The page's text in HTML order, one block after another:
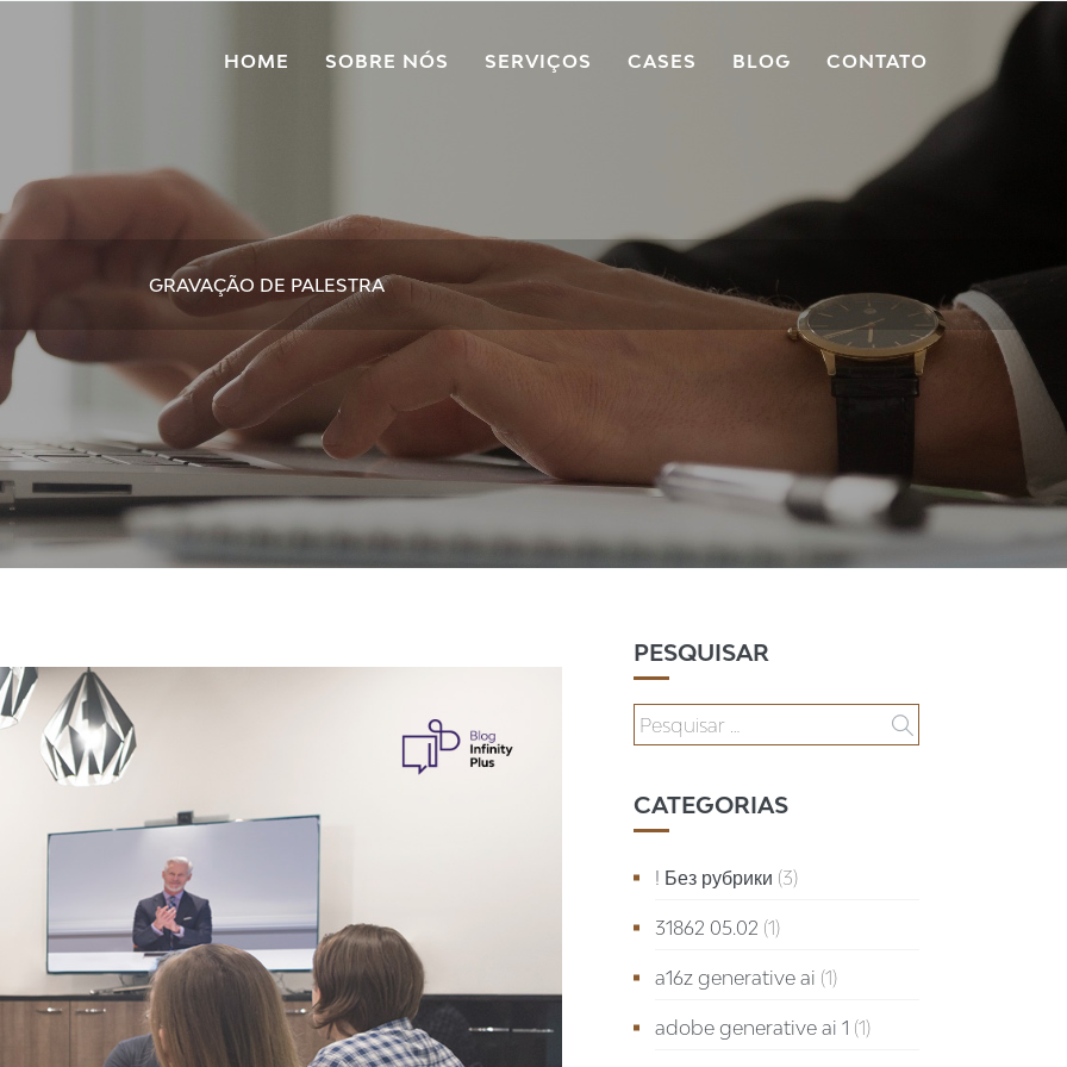
HOME SOBRE NÓS SERVIÇOS CASES BLOG CONTATO
GRAVAÇÃO DE PALESTRA
PESQUISAR
CATEGORIAS
! Без рубрики (3)
31862 05.02 (1)
a16z generative ai (1)
adobe generative ai 1 (1)